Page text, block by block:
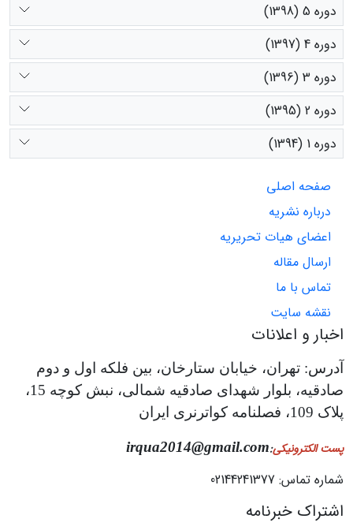
دوره 5 (1398)
دوره 4 (1397)
دوره 3 (1396)
دوره 2 (1395)
دوره 1 (1394)
صفحه اصلی
درباره نشریه
اعضای هیات تحریریه
ارسال مقاله
تماس با ما
نقشه سایت
اخبار و اعلانات
آدرس: تهران، خیابان ستارخان، بین فلکه اول و دوم
صادقیه، بلوار شهدای صادقیه شمالی، نبش کوچه 15،
پلاک 109، فصلنامه کواترنری ایران
پست الکترونیکی:
irqua2014@gmail.com
شماره تماس: 02144241377
اشتراک خبرنامه